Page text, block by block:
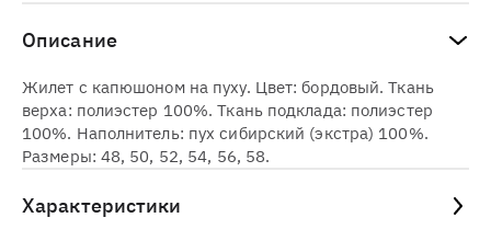
Описание
Жилет с капюшоном на пуху. Цвет: бордовый. Ткань
верха: полиэстер 100%. Ткань подклада: полиэстер
100%. Наполнитель: пух сибирский (экстра) 100%.
Размеры: 48, 50, 52, 54, 56, 58.
Характеристики